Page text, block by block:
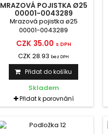
MRAZOVÁ POJISTKA Ø25
00001-0043289
Mrazová pojistka ø25
00001-0043289
CZK 35.00 s DPH
CZK 28.93 bez DPH
Přidat do košíku
Skladem
Přidat k porovnání